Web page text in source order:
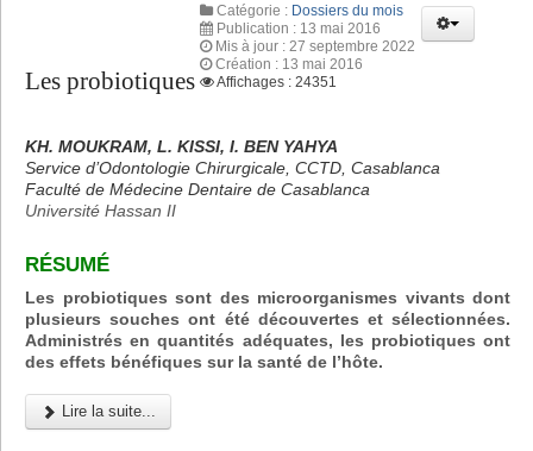
Les probiotiques
Catégorie : Dossiers du mois
Publication : 13 mai 2016
Mis à jour : 27 septembre 2022
Création : 13 mai 2016
Affichages : 24351
KH. MOUKRAM, L. KISSI, I. BEN YAHYA
Service d’Odontologie Chirurgicale, CCTD, Casablanca
Faculté de Médecine Dentaire de Casablanca
Université Hassan II
RÉSUMÉ
Les probiotiques sont des microorganismes vivants dont
plusieurs souches ont été découvertes et sélectionnées.
Administrés en quantités adéquates, les probiotiques ont
des effets bénéfiques sur la santé de l’hôte.
Lire la suite...